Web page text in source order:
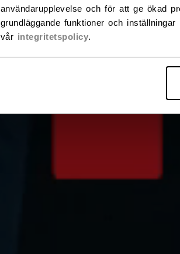
användarupplevelse och för att ge ökad
grundläggande funktioner och
vår integritetspolicy.